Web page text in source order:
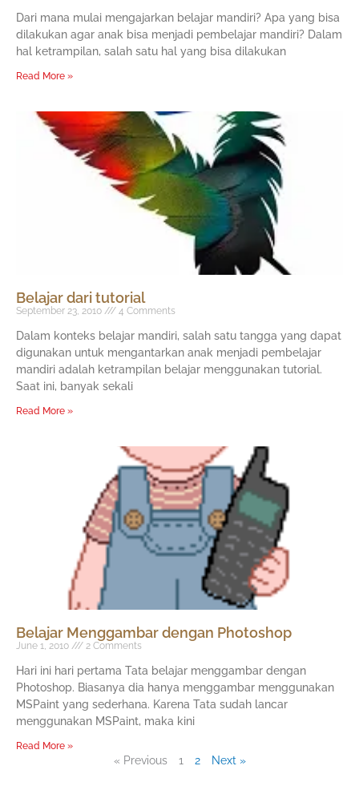
Dari mana mulai mengajarkan belajar mandiri? Apa yang bisa
dilakukan agar anak bisa menjadi pembelajar mandiri? Dalam
hal ketrampilan, salah satu hal yang bisa dilakukan
Read More »
Belajar dari tutorial
September 23, 2010 4 Comments
Dalam konteks belajar mandiri, salah satu tangga yang dapat
digunakan untuk mengantarkan anak menjadi pembelajar
mandiri adalah ketrampilan belajar menggunakan tutorial.
Saat ini, banyak sekali
Read More »
Belajar Menggambar dengan Photoshop
June 1, 2010 2 Comments
Hari ini hari pertama Tata belajar menggambar dengan
Photoshop. Biasanya dia hanya menggambar menggunakan
MSPaint yang sederhana. Karena Tata sudah lancar
menggunakan MSPaint, maka kini
Read More »
« Previous 1 2 Next »